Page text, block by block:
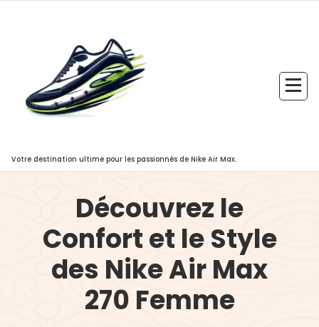
Votre destination ultime pour les passionnés de Nike Air Max.
Découvrez le
Confort et le Style
des Nike Air Max
270 Femme